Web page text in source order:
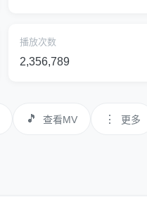
播放次数
2,356,789
🎵 查看MV ⋮ 更多